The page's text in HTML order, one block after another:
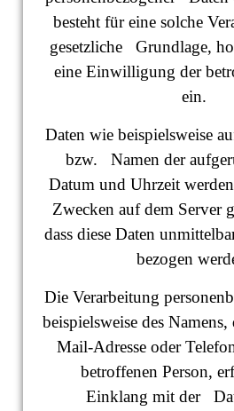
besteht für eine solche
gesetzliche Grundlage,
eine Einwilligung der
ein.
Daten wie beispielsweise
bzw. Namen der
Datum und Uhrzeit
Zwecken auf dem Server
dass diese Daten
bezogen
Die Verarbeitung
beispielsweise des
Mail-Adresse oder
betroffenen Person,
Einklang mit der